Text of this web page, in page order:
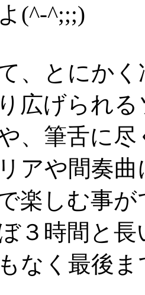
(^-^;;;)
、とにか
広げられ
、筆舌に
アや間奏
楽しむ事
３時間と
なく最後